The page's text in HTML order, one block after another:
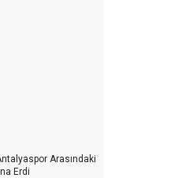
Arasındaki
Erdi